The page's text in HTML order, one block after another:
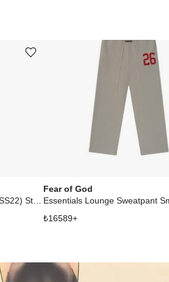
Ürünü istek listesine ekle veya listeden çıkar
Fear of God
Essentials Lounge Sweatpant
₺16589+